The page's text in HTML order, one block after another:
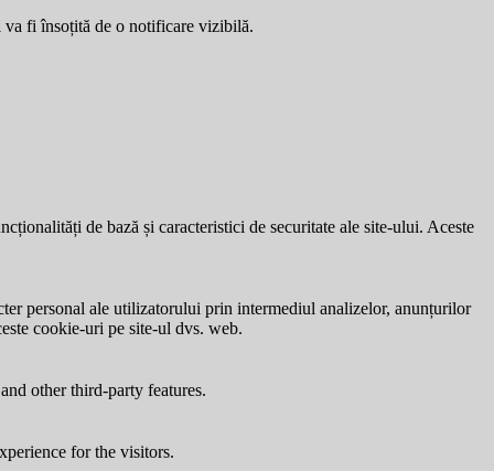
va fi însoțită de o notificare vizibilă.
de bază și caracteristici de securitate ale site-ului. Aceste
personal ale utilizatorului prin intermediul analizelor, anunțurilor
cookie-uri pe site-ul dvs. web.
other third-party features.
for the visitors.